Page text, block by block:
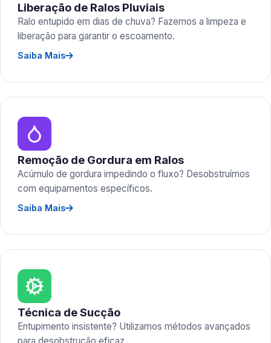
Liberação de Ralos Pluviais
Ralo entupido em dias de chuva? Fazemos a limpeza e
liberação para garantir o escoamento.
Saiba Mais
Remoção de Gordura em Ralos
Acúmulo de gordura impedindo o fluxo? Desobstruímos
com equipamentos específicos.
Saiba Mais
Técnica de Sucção
Entupimento insistente? Utilizamos métodos avançados